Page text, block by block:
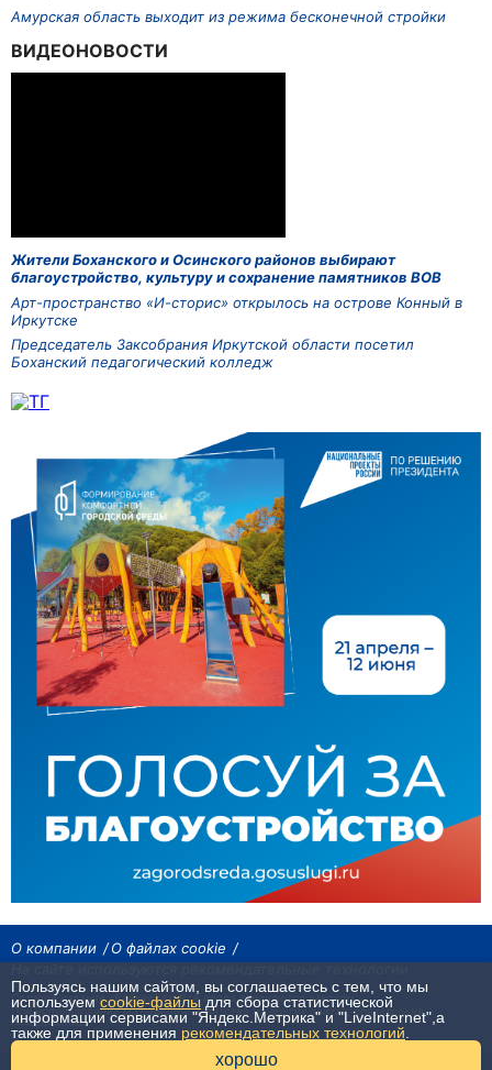
Амурская область выходит из режима бесконечной стройки
ВИДЕОНОВОСТИ
Жители Боханского и Осинского районов выбирают
благоустройство, культуру и сохранение памятников ВОВ
Арт-пространство «И-сторис» открылось на острове Конный в
Иркутске
Председатель Заксобрания Иркутской области посетил
Боханский педагогический колледж
О компании
О файлах cookie
Сетевое издание «Байкал24». Все права охраняются законом.
При использовании материалов агентства на других сайтах, обязательна
гиперссылка.
Пользуясь нашим сайтом, вы соглашаетесь с тем, что мы
используем cookie-файлы для сбора статистической
информации сервисами "Яндекс.Метрика" и "LiveInternet",а
также для применения рекомендательных технологий
хорошо